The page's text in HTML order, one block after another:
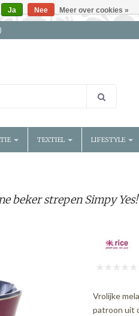
TEXTIEL LIFESTYLE
beker strepen Simpy Yes!
Vrolijke
patroon uit
Ja Nee Meer over cookies »